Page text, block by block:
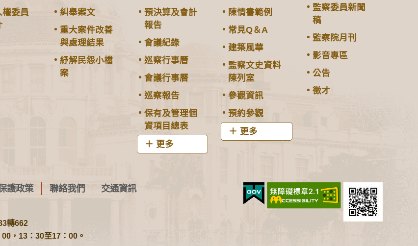
權委員
糾舉案文
重大案件改善
與處理結果
紓解民怨小檔
案
預決算及會計
報告
會議紀錄
巡察行事曆
會議行事曆
巡察報告
保有及管理個
資項目總表
更多
陳情書範例
常見Q＆A
建築風華
監察文史資料
陳列室
參觀資訊
預約參觀
更多
監察委員新聞
稿
監察院月刊
影音專區
公告
徵才
護政策 聯絡我們 交通資訊
轉662
，13：30至17：00。